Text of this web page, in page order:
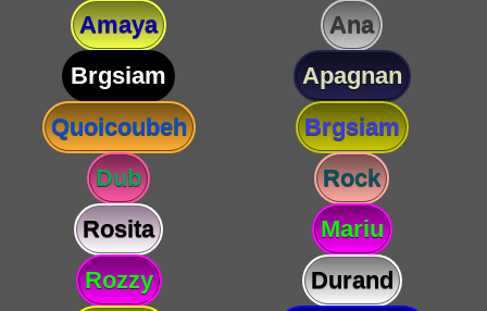
Amaya
Ana
Brgsiam
Apagnan
Quoicoubeh
Brgsiam
Dub
Rock
Rosita
Mariu
Rozzy
Durand